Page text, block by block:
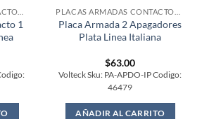
1
Placa Armada 2 Apagadores
Plata Linea Italiana
$63.00
Volteck Sku: PA-APDO-IP Codigo:
46479
AÑADIR AL CARRITO